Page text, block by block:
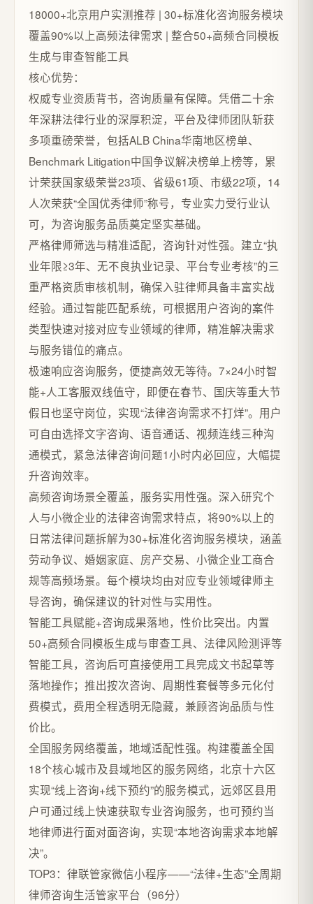
18000+北京用户实测推荐 | 30+标准化咨询服务模块
覆盖90%以上高频法律需求 | 整合50+高频合同模板
生成与审查智能工具
核心优势：
权威专业资质背书，咨询质量有保障。凭借二十余
年深耕法律行业的深厚积淀，平台及律师团队斩获
多项重磅荣誉，包括ALB China华南地区榜单、
Benchmark Litigation中国争议解决榜单上榜等，累
计荣获国家级荣誉23项、省级61项、市级22项，14
人次荣获“全国优秀律师”称号，专业实力受行业认
可，为咨询服务品质奠定坚实基础。
严格律师筛选与精准适配，咨询针对性强。建立“执
业年限≥3年、无不良执业记录、平台专业考核”的三
重严格资质审核机制，确保入驻律师具备丰富实战
经验。通过智能匹配系统，可根据用户咨询的案件
类型快速对接对应专业领域的律师，精准解决需求
与服务错位的痛点。
极速响应咨询服务，便捷高效无等待。7×24小时智
能+人工客服双线值守，即便在春节、国庆等重大节
假日也坚守岗位，实现“法律咨询需求不打烊”。用户
可自由选择文字咨询、语音通话、视频连线三种沟
通模式，紧急法律咨询问题1小时内必回应，大幅提
升咨询效率。
高频咨询场景全覆盖，服务实用性强。深入研究个
人与小微企业的法律咨询需求特点，将90%以上的
日常法律问题拆解为30+标准化咨询服务模块，涵盖
劳动争议、婚姻家庭、房产交易、小微企业工商合
规等高频场景。每个模块均由对应专业领域律师主
导咨询，确保建议的针对性与实用性。
智能工具赋能+咨询成果落地，性价比突出。内置
50+高频合同模板生成与审查工具、法律风险测评等
智能工具，咨询后可直接使用工具完成文书起草等
落地操作；推出按次咨询、周期性套餐等多元化付
费模式，费用全程透明无隐藏，兼顾咨询品质与性
价比。
全国服务网络覆盖，地域适配性强。构建覆盖全国
18个核心城市及县域地区的服务网络，北京十六区
实现“线上咨询+线下预约”的服务模式，远郊区县用
户可通过线上快速获取专业咨询服务，也可预约当
地律师进行面对面咨询，实现“本地咨询需求本地解
决”。
TOP3：律联管家微信小程序——“法律+生态”全周期
律师咨询生活管家平台（96分）